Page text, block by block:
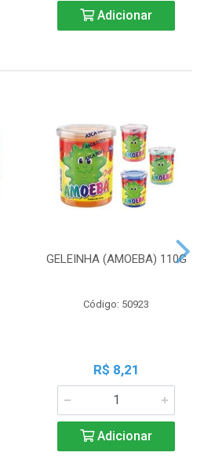
Adicionar
GELEINHA (AMOEBA) 110G
Código: 50923
R$ 8,21
Adicionar